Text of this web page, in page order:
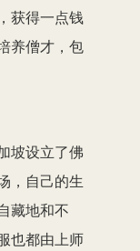
获得一点钱
养僧才，包
坡设立了佛
，自己的生
藏地和不
也都由上师